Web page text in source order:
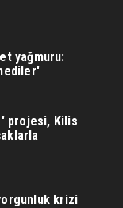
yağmuru:
projesi, Kilis
krizi